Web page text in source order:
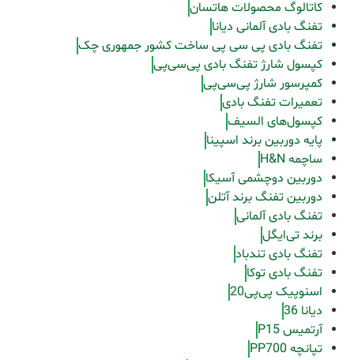
کاتالوگ محصولات هاتسان
تفنگ بادی آلمانی دیانا
تفنگ بادی پی سی پی ساخت کشور جمهوری چک
کپسول شارژ تفنگ بادی پی‌سی‌پی
کمپرسور شارژ پی‌سی‌پی
تعمیرات تفنگ بادی
کپسول‌های السیف
پایه دوربین برند اسپینا
ساچمه H&N
دوربین دوچشمی آسیکا
دوربین تفنگ برند آتلن
تفنگ بادی آلمانی
برند تی‌ایگل
تفنگ بادی تندباد
تفنگ بادی توکا
اسنوپیک پی‌پی20
دیانا 36
آرتمیس P15
تپانچه PP700